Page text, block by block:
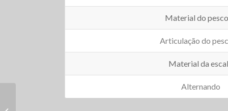
Material do
Articulação do
Material da
Alternando